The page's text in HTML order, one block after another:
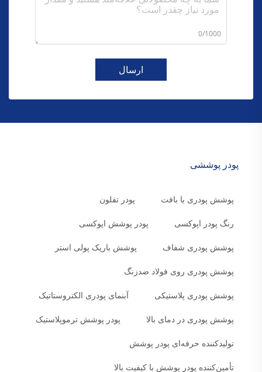
0/1000
ارسال
پودر پوششی
پوشش پودری با بافت پودر تفلون
رنگ پودر اپوکسی پودر پوشش اپوکسی
پوشش پودری شفاف پوشش باریک پولی استر
پوشش پودری روی فولاد ضدزنگ
پوشش پودری پلاستیکی آبنمای پودری الکتروستاتیک
پوشش پودری در دمای بالا پودر پوشش ترموپلاستیک
تولیدکننده حرفه‌ای پودر پوشش
تأمین‌کننده پودر پوشش با کیفیت بالا